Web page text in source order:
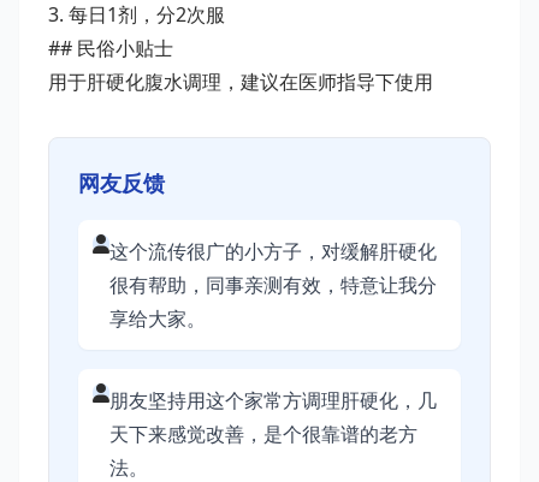
3. 每日1剂，分2次服
## 民俗小贴士
用于肝硬化腹水调理，建议在医师指导下使用
网友反馈
这个流传很广的小方子，对缓解肝硬化
很有帮助，同事亲测有效，特意让我分
享给大家。
朋友坚持用这个家常方调理肝硬化，几
天下来感觉改善，是个很靠谱的老方
法。